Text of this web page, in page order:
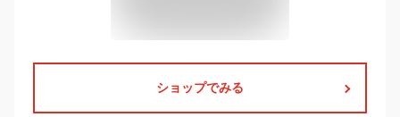
ショップでみる